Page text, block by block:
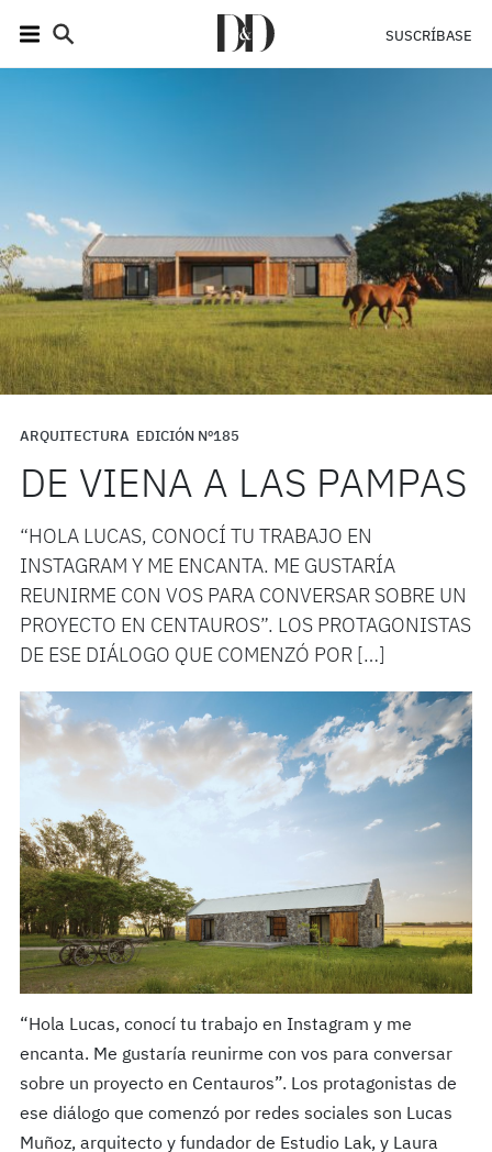
SUSCRÍBASE
ARQUITECTURA EDICIÓN Nº185
DE VIENA A LAS PAMPAS
“HOLA LUCAS, CONOCÍ TU TRABAJO EN
INSTAGRAM Y ME ENCANTA. ME GUSTARÍA
REUNIRME CON VOS PARA CONVERSAR SOBRE UN
PROYECTO EN CENTAUROS”. LOS PROTAGONISTAS
DE ESE DIÁLOGO QUE COMENZÓ POR […]
“Hola Lucas, conocí tu trabajo en Instagram y me
encanta. Me gustaría reunirme con vos para conversar
sobre un proyecto en Centauros”. Los protagonistas de
ese diálogo que comenzó por redes sociales son Lucas
Muñoz, arquitecto y fundador de Estudio Lak, y Laura